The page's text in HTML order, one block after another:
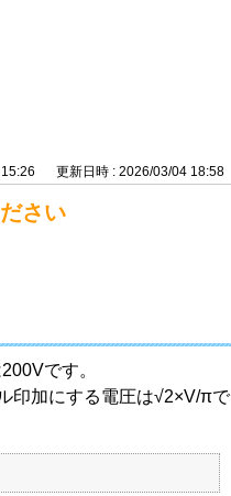
更新日時 : 2026/03/04 18:58
さい
です。
印加にする電圧は√2×V/πで